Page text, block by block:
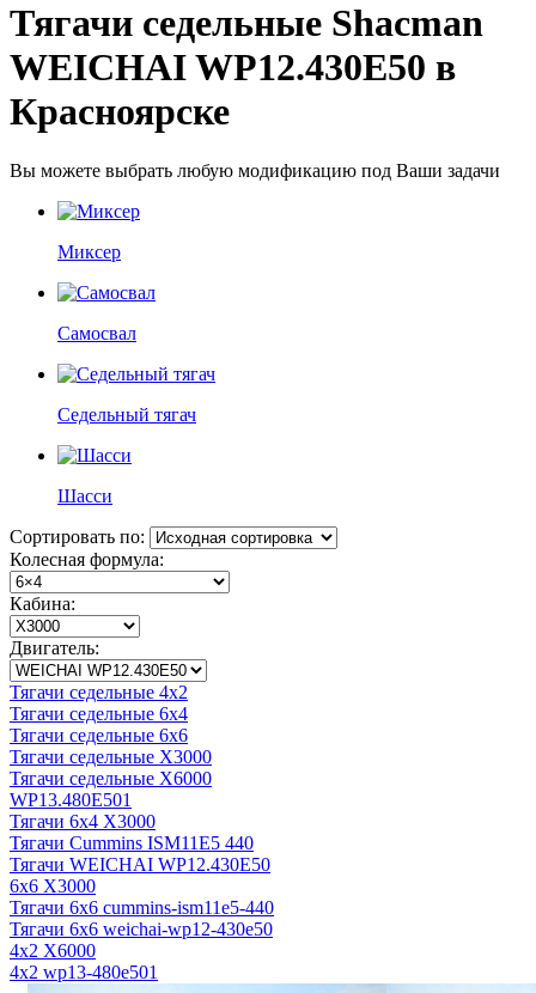
Тягачи седельные Shacman
WEICHAI WP12.430E50 в
Красноярске
Вы можете выбрать любую модификацию под Ваши задачи
Миксер
Самосвал
Седельный тягач
Шасси
Сортировать по:
Колесная формула:
Кабина:
Двигатель:
Тягачи седельные 4x2
Тягачи седельные 6x4
Тягачи седельные 6x6
Тягачи седельные X3000
Тягачи седельные X6000
WP13.480E501
Тягачи 6x4 X3000
Тягачи Cummins ISM11E5 440
Тягачи WEICHAI WP12.430E50
6x6 X3000
Тягачи 6x6 cummins-ism11e5-440
Тягачи 6x6 weichai-wp12-430e50
4x2 X6000
4x2 wp13-480e501